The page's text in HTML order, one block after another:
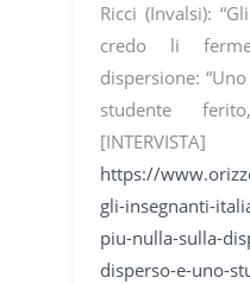
Ricci (Invalsi):
credo li
dispersione:
studente
[INTERVISTA]
https://
gli-insegnanti-
piu-nulla-sulla-
disperso-e-uno-